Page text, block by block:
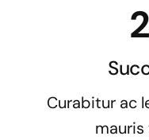
Curabitur ac
mauris